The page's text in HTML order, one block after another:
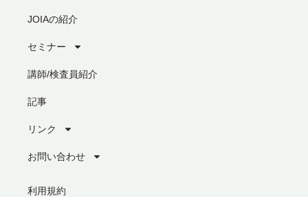
JOIAの紹介
セミナー
講師/検査員紹介
記事
リンク
お問い合わせ
利用規約